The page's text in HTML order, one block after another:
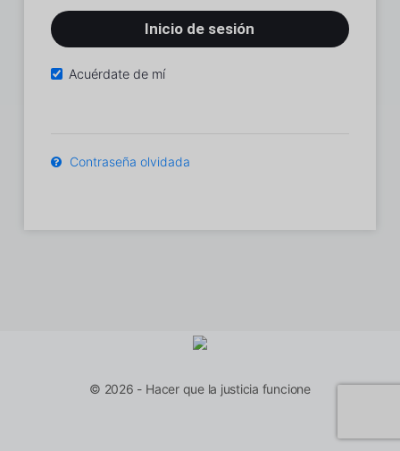
Acuérdate de mí
Contraseña olvidada
© 2026 - Hacer que la justicia funcione